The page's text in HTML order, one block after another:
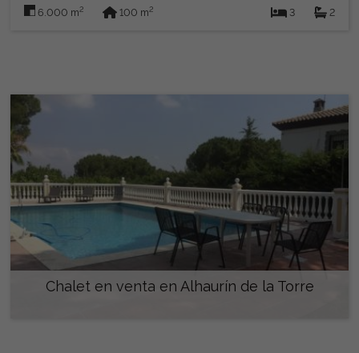
6.000 m2 100 m2 3 2
Chalet en venta en Alhaurín de la Torre